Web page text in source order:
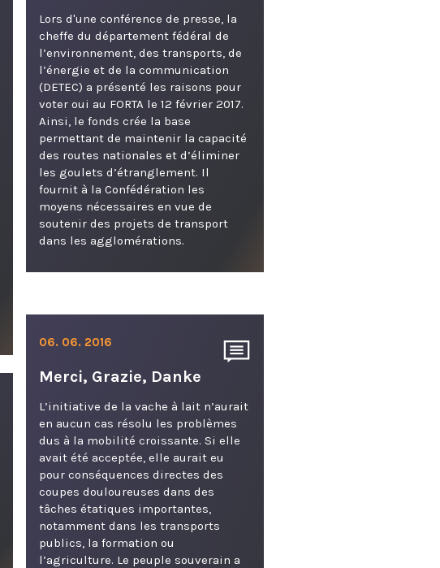
Lors d'une conférence de presse, la
cheffe du département fédéral de
l’environnement, des transports, de
l’énergie et de la communication
(DETEC) a présenté les raisons pour
voter oui au FORTA le 12 février 2017.
Ainsi, le fonds crée la base
permettant de maintenir la capacité
des routes nationales et d’éliminer
les goulets d’étranglement. Il
fournit à la Confédération les
moyens nécessaires en vue de
soutenir des projets de transport
dans les agglomérations.
06. 06. 2016
Merci, Grazie, Danke
L’initiative de la vache à lait n’aurait
en aucun cas résolu les problèmes
dus à la mobilité croissante. Si elle
avait été acceptée, elle aurait eu
pour conséquences directes des
coupes douloureuses dans des
tâches étatiques importantes,
notamment dans les transports
publics, la formation ou
l’agriculture. Le peuple souverain a